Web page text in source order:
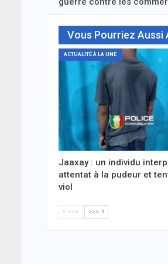
Vous Pourriez Aussi
ACTUALITÉ À LA UNE
Jaaxay : un individu
attentat à la pudeur et
viol
<<< >>>